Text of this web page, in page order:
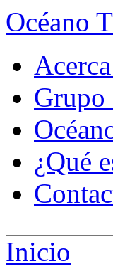
Océano
Grupo
¿Qué
Inicio